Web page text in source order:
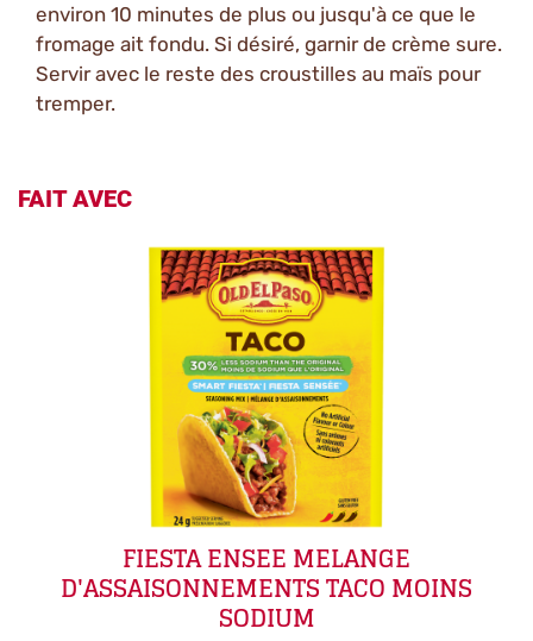
environ 10 minutes de plus ou jusqu'à ce que le
fromage ait fondu. Si désiré, garnir de crème sure.
Servir avec le reste des croustilles au maïs pour
tremper.
FAIT AVEC
FIESTA ENSEE MELANGE
D'ASSAISONNEMENTS TACO MOINS
SODIUM